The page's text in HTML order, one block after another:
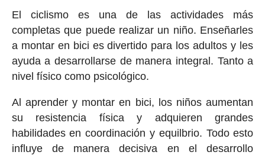
El ciclismo es una de las actividades más
completas que puede realizar un niño. Enseñarles
a montar en bici es divertido para los adultos y les
ayuda a desarrollarse de manera integral. Tanto a
nivel físico como psicológico.
Al aprender y montar en bici, los niños aumentan
su resistencia física y adquieren grandes
habilidades en coordinación y equilbrio. Todo esto
influye de manera decisiva en el desarrollo